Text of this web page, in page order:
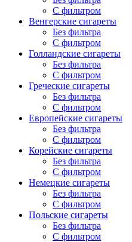
С фильтром
Венгерские сигареты
Без фильтра
С фильтром
Голландские сигареты
Без фильтра
С фильтром
Греческие сигареты
Без фильтра
С фильтром
Европейские сигареты
Без фильтра
С фильтром
Корейские сигареты
Без фильтра
С фильтром
Немецкие сигареты
Без фильтра
С фильтром
Польские сигареты
Без фильтра
С фильтром